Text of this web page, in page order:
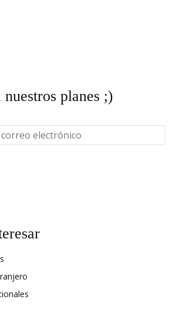
nuestros planes ;)